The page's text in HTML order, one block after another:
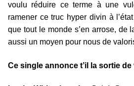
voulu réduire ce terme à une
ramener ce truc hyper divin à
que tout le monde s’en arrose, de
aussi un moyen pour nous de
Ce single annonce t’il la sortie